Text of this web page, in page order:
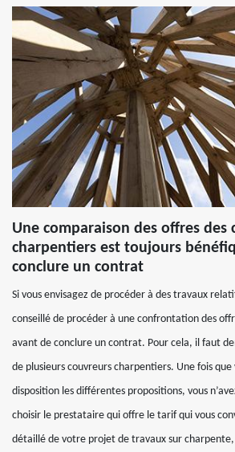
Une comparaison des offres des
charpentiers est toujours
conclure un contrat
Si vous envisagez de procéder à des travaux
conseillé de procéder à une confrontation des
avant de conclure un contrat. Pour cela, il faut
de plusieurs couvreurs charpentiers. Une fois que
disposition les différentes propositions, vous
choisir le prestataire qui offre le tarif qui vous
détaillé de votre projet de travaux sur charpente,